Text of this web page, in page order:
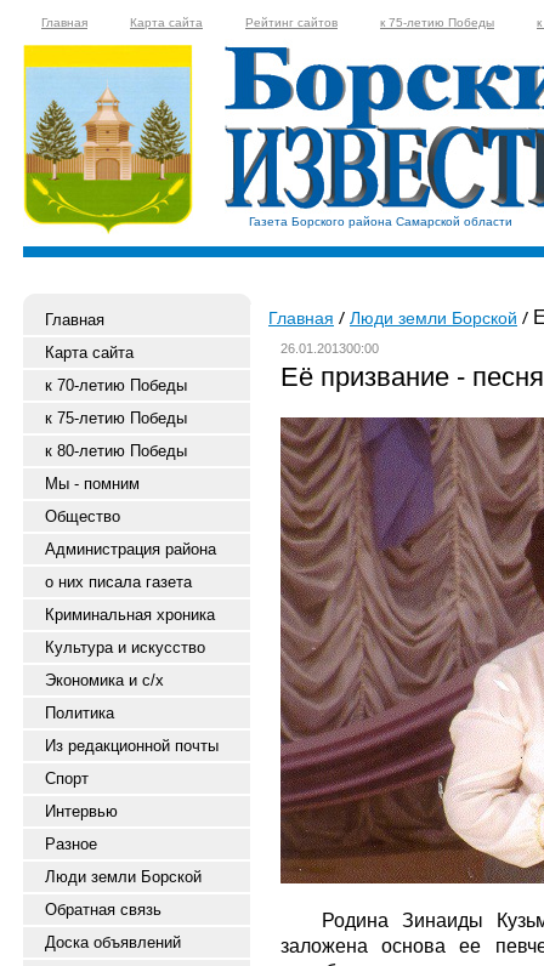
Главная Карта сайта Рейтинг сайтов к 75-летию Победы
Газета Борского района Самарской области
Главная
Карта сайта
к 70-летию Победы
к 75-летию Победы
к 80-летию Победы
Мы - помним
Общество
Администрация района
о них писала газета
Криминальная хроника
Культура и искусство
Экономика и с/х
Политика
Из редакционной почты
Спорт
Интервью
Разное
Люди земли Борской
Обратная связь
Доска объявлений
Главная Люди земли Борской
26.01.201300:00
Её призвание - песня
Родина Зинаиды
заложена основа ее